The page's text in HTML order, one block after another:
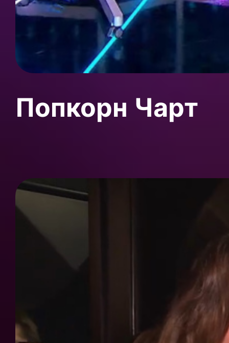
Попкорн Чарт